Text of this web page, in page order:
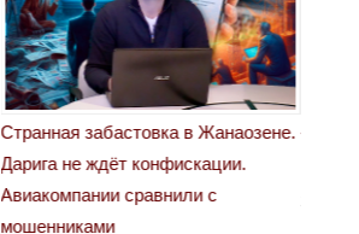
«Новый Казахстан не говорит всей
правды»
29.10.2024 09:00 39623